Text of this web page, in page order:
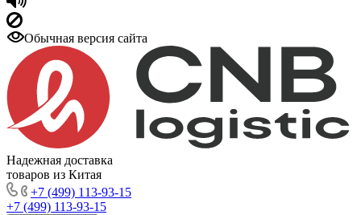
Обычная версия сайта
Надежная доставка
товаров из Китая
+7 (499) 113-93-15
+7 (499) 113-93-15